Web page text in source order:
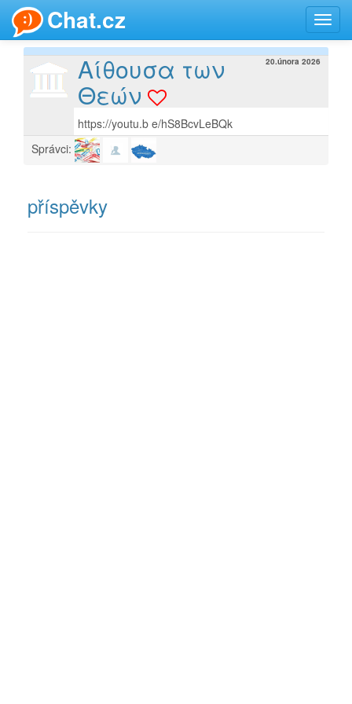
Chat.cz
20.února 2026
Αίθουσα των
Θεών
https://youtu.b e/hS8BcvLeBQk
Správci:
příspěvky